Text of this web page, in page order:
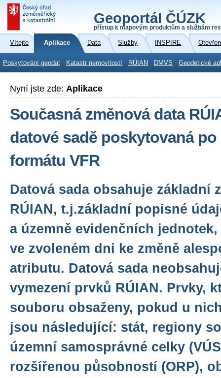
Geoportál ČÚZK
přístup k mapovým produktům a službám
Vítejte Aplikace Data Služby INSPIRE
Poskytování geodat Katastr nemovitostí RÚIAN DMVS Geodetické
Nyní jste zde: Aplikace
Současná změnová data
datové sadě poskytovaná
formátu VFR
Datová sada obsahuje základní
RÚIAN, t.j.základní popisné
a územně evidenčních
ve zvoleném dni ke změně
atributu. Datová sada
vymezení prvků RÚIAN. Prvky,
souboru obsaženy, pokud u
jsou následující: stát, regiony
územní samosprávné celky
rozšířenou působností (ORP),